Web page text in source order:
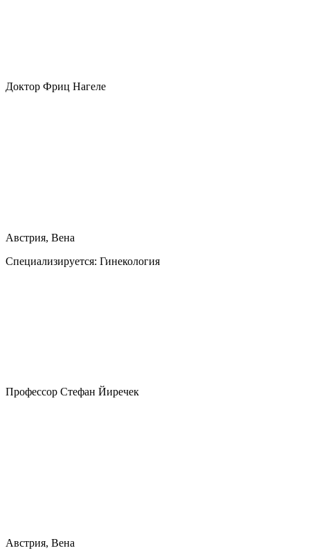
Доктор Фриц Нагеле
Австрия, Вена
Специализируется: Гинекология
Профессор Стефан Йиречек
Австрия, Вена